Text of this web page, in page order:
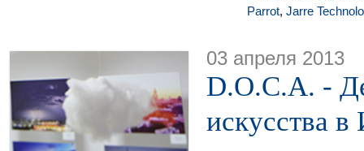
Parrot, Jarre
03 апреля 2013
D.O.C.A. -
искусства